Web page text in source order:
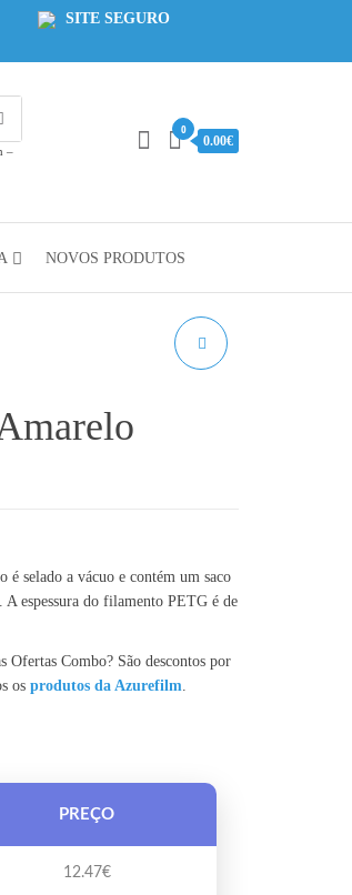
SITE SEGURO
–
0
0.00€
NOVOS PRODUTOS
é selado a vácuo e contém um saco
espessura do filamento PETG é de
Ofertas Combo? São descontos por
os produtos da Azurefilm.
PREÇO
12.47€